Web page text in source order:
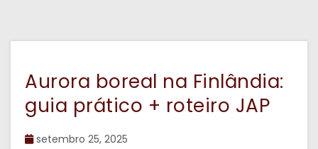
Aurora boreal na Finlândia:
guia prático + roteiro JAP
setembro 25, 2025